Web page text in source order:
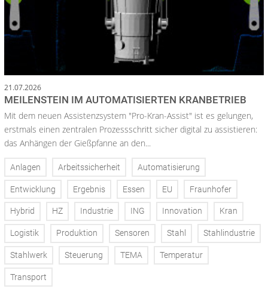
21.07.2026
MEILENSTEIN IM AUTOMATISIERTEN KRANBETRIEB
Mit dem neuen Assistenzsystem "Pro-Kran-Assist" ist es gelungen,
erstmals einen zentralen Prozessschritt sicher digital zu assistieren:
das Anhängen der Gießpfanne an den...
Anlagen Arbeitssicherheit Automatisierung
Entwicklung Ergebnis Essen EU Fraunhofer
Hybrid HZ Industrie ING Innovation Kran
Logistik Produktion Sensoren Stahl Stahlindustrie
Stahlwerk Steuerung TEMA Temperatur
Transport